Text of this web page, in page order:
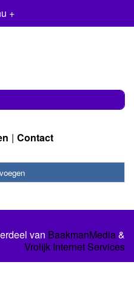
+
Contact
van BaakmanMedia&
Vrolijk Internet Services